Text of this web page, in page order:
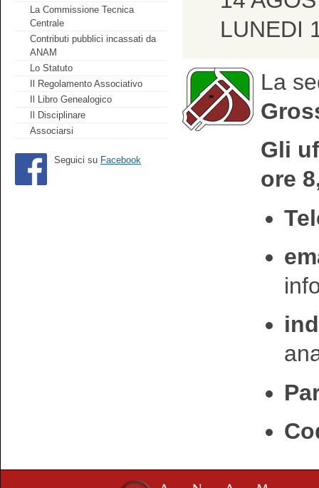
La Commissione Tecnica
Centrale
Contributi pubblici incassati da
ANAM
Lo Statuto
Il Regolamento Associativo
Il Libro Genealogico
Il Disciplinare
Associarsi
Seguici su Facebook
LUNEDI
La
Gli
ore